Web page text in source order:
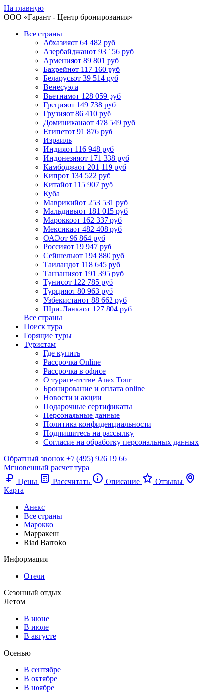
На главную
ООО «Гарант - Центр бронирования»
Все страны
Абхазияот 64 482 руб
Азербайджанот 93 156 руб
Арменияот 89 801 руб
Бахрейнот 117 160 руб
Беларусьот 39 514 руб
Венесуэла
Вьетнамот 128 059 руб
Грецияот 149 738 руб
Грузияот 86 410 руб
Доминиканаот 478 549 руб
Египетот 91 876 руб
Израиль
Индияот 116 948 руб
Индонезияот 171 338 руб
Камбоджаот 201 119 руб
Кипрот 134 522 руб
Китайот 115 907 руб
Куба
Маврикийот 253 531 руб
Мальдивыот 181 015 руб
Мароккоот 162 337 руб
Мексикаот 482 408 руб
ОАЭот 96 864 руб
Россияот 19 947 руб
Сейшелыот 194 880 руб
Таиландот 118 645 руб
Танзанияот 191 395 руб
Тунисот 122 785 руб
Турцияот 80 963 руб
Узбекистанот 88 662 руб
Шри-Ланкаот 127 804 руб
Все страны
Поиск тура
Горящие туры
Туристам
Где купить
Рассрочка Online
Рассрочка в офисе
О турагентстве Anex Tour
Бронирование и оплата online
Новости и акции
Подарочные сертификаты
Персональные данные
Политика конфиденциальности
Подпишитесь на рассылку
Согласие на обработку персональных данных
Обратный звонок +7 (495) 926 19 66
Мгновенный расчет тура
Цены
Рассчитать Описание
Отзывы
Карта
Анекс
Все страны
Марокко
Марракеш
Riad Barroko
Информация
Отели
Сезонный отдых
Летом
В июне
В июле
В августе
Осенью
В сентябре
В октябре
В ноябре